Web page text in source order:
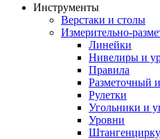
Инструменты
Верстаки и столы
Измерительно-
Линейки
Нивелиры и
Правила
Разметочный
Рулетки
Угольники и
Уровни